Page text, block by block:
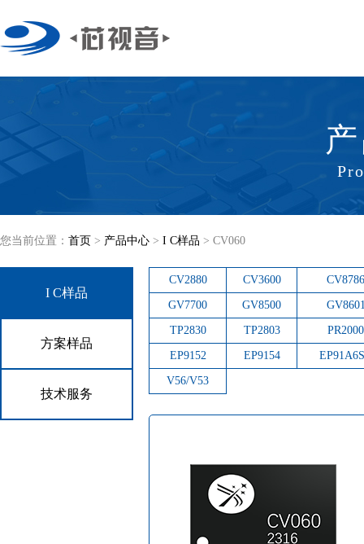
您当前位置： 首页 > 产品中心 > I C样品 > CV060
I C样品
方案样品
技术服务
CV2880 CV3600 CV8786
GV7700 GV8500
TP2830 TP2803 PR2000
EP9152 EP9154
V56/V53